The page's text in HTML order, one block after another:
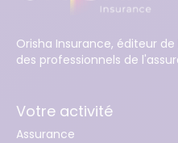
Orisha Insurance, éditeur
des professionnels de
Votre activité
Assurance